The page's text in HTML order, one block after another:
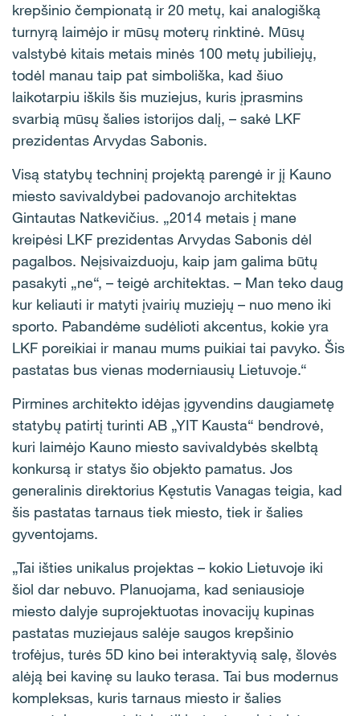
krepšinio čempionatą ir 20 metų, kai analogišką
turnyrą laimėjo ir mūsų moterų rinktinė. Mūsų
valstybė kitais metais minės 100 metų jubiliejų,
todėl manau taip pat simboliška, kad šiuo
laikotarpiu iškils šis muziejus, kuris įprasmins
svarbią mūsų šalies istorijos dalį, – sakė LKF
prezidentas Arvydas Sabonis.
Visą statybų techninį projektą parengė ir jį Kauno
miesto savivaldybei padovanojo architektas
Gintautas Natkevičius. „2014 metais į mane
kreipėsi LKF prezidentas Arvydas Sabonis dėl
pagalbos. Neįsivaizduoju, kaip jam galima būtų
pasakyti „ne“, – teigė architektas. – Man teko daug
kur keliauti ir matyti įvairių muziejų – nuo meno iki
sporto. Pabandėme sudėlioti akcentus, kokie yra
LKF poreikiai ir manau mums puikiai tai pavyko. Šis
pastatas bus vienas moderniausių Lietuvoje.“
Pirmines architekto idėjas įgyvendins daugiametę
statybų patirtį turinti AB „YIT Kausta“ bendrovė,
kuri laimėjo Kauno miesto savivaldybės skelbtą
konkursą ir statys šio objekto pamatus. Jos
generalinis direktorius Kęstutis Vanagas teigia, kad
šis pastatas tarnaus tiek miesto, tiek ir šalies
gyventojams.
„Tai išties unikalus projektas – kokio Lietuvoje iki
šiol dar nebuvo. Planuojama, kad seniausioje
miesto dalyje suprojektuotas inovacijų kupinas
pastatas muziejaus salėje saugos krepšinio
trofėjus, turės 5D kino bei interaktyvią salę, šlovės
alėją bei kavinę su lauko terasa. Tai bus modernus
kompleksas, kuris tarnaus miesto ir šalies